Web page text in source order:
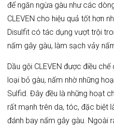
để ngăn ngừa gàu như các
CLEVEN cho hiệu quả tốt hơn
Disulfit có tác dụng vượt trội
nấm gây gàu, làm sạch vảy
Dầu gội CLEVEN được điều
loại bỏ gàu, nấm nhờ những
Sulfid. Đây đều là những hoạt
rất mạnh trên da, tóc, đặc biệt
đánh bay nấm gây gàu. Ngoài